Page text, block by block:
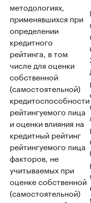
методологиях,
применявшихся при
определении
кредитного
рейтинга, в том
числе для оценки
собственной
(самостоятельной)
кредитоспособности
рейтингуемого лица
и оценки влияния на
кредитный рейтинг
рейтингуемого лица
факторов, не
учитываемых при
оценке собственной
(самостоятельной)